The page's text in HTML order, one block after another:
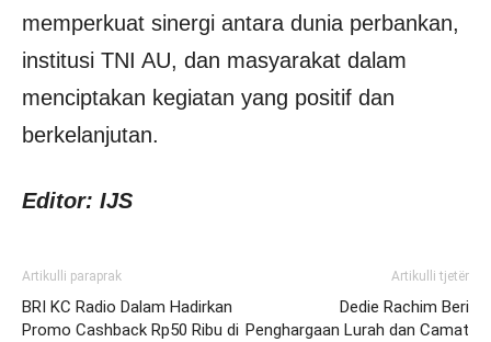
memperkuat sinergi antara dunia perbankan,
institusi TNI AU, dan masyarakat dalam
menciptakan kegiatan yang positif dan
berkelanjutan.
Editor: IJS
Artikulli paraprak
BRI KC Radio Dalam Hadirkan
Promo Cashback Rp50 Ribu di
Artikulli tjetër
Dedie Rachim Beri
Penghargaan Lurah dan Camat